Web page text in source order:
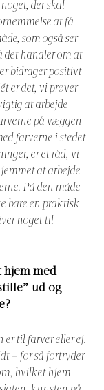
der skal
at få
som også ser
det handler om at
bidrager positivt
er det, vi prøver
at arbejde
på væggen
farverne i stedet
er et råd, vi
at arbejde
På den måde
bare en praktisk
noget til
hjem med
ud og
er til farver eller ej.
– for så fortryder
hvilket hjem